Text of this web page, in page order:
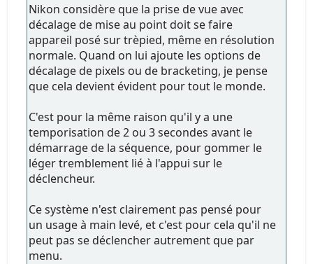
Nikon considère que la prise de vue avec
décalage de mise au point doit se faire
appareil posé sur trèpied, même en résolution
normale. Quand on lui ajoute les options de
décalage de pixels ou de bracketing, je pense
que cela devient évident pour tout le monde.
C'est pour la même raison qu'il y a une
temporisation de 2 ou 3 secondes avant le
démarrage de la séquence, pour gommer le
léger tremblement lié à l'appui sur le
déclencheur.
Ce système n'est clairement pas pensé pour
un usage à main levé, et c'est pour cela qu'il ne
peut pas se déclencher autrement que par
menu.